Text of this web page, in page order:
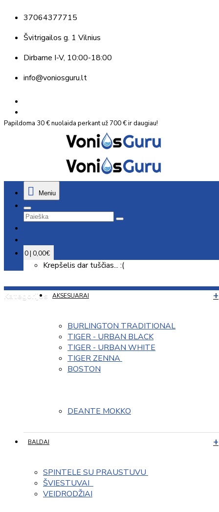
37064377715
Švitrigailos g. 1 Vilnius
Dirbame I-V, 10:00-18:00
info@voniosguru.lt
Papildoma 30 € nuolaida perkant už 700 € ir daugiau!
Meniu
0 | 0,00€
Krepšelis dar tuščias... :(
Kategorijos AKSESUARAI
BURLINGTON TRADITIONAL
TIGER - URBAN BLACK
TIGER - URBAN WHITE
TIGER ZENNA
BOSTON
DEANTE MOKKO
BALDAI
SPINTELE SU PRAUSTUVU
ŠVIESTUVAI
VEIDRODŽIAI